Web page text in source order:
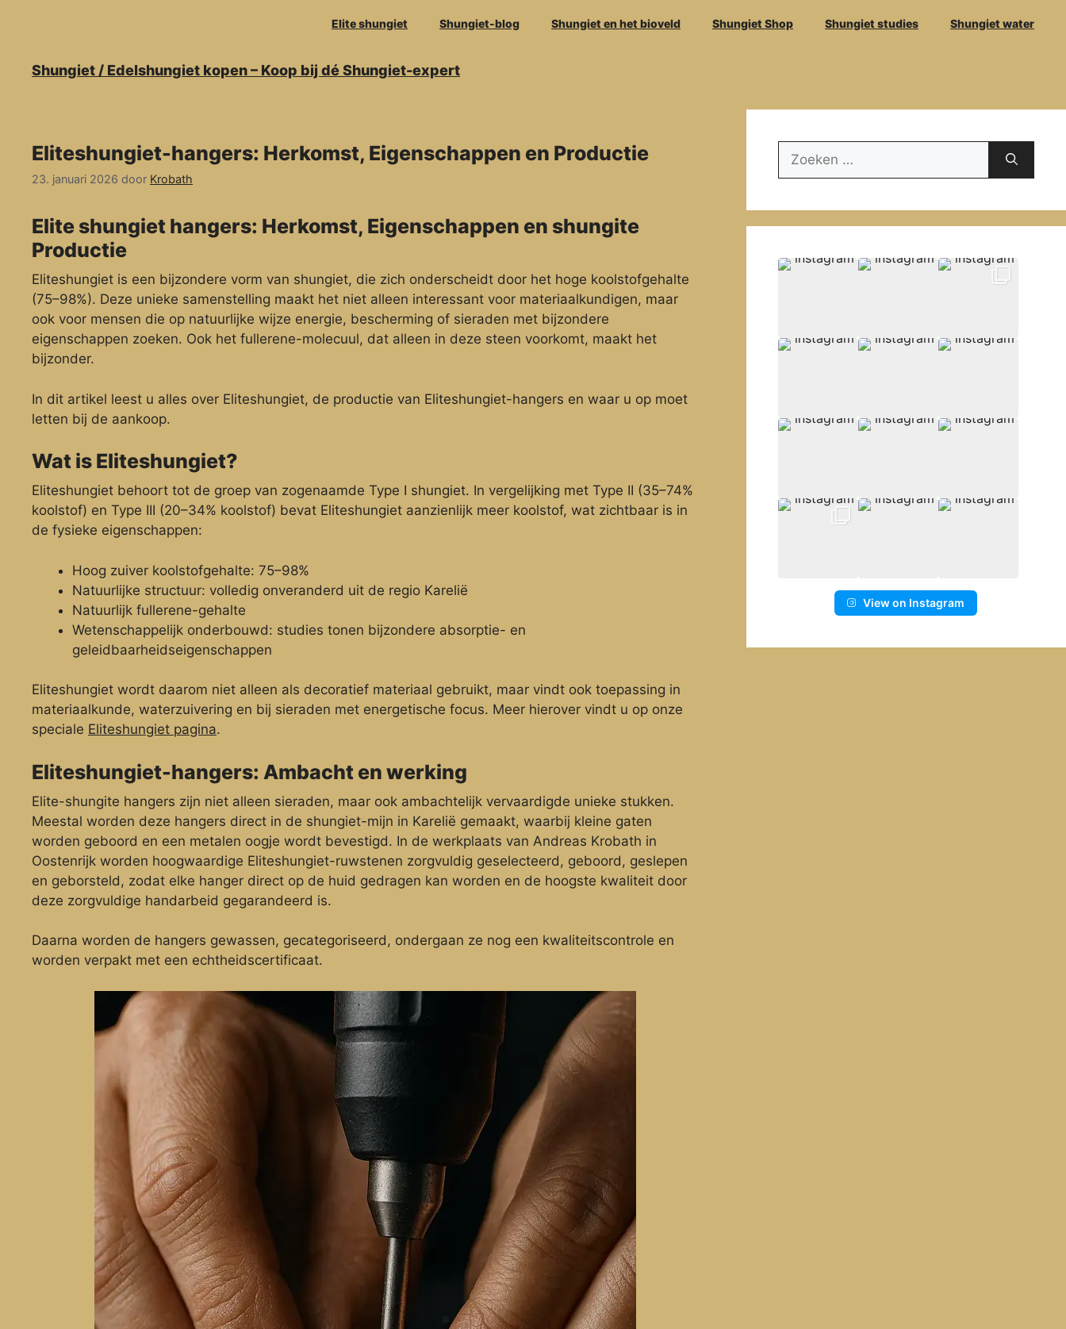
inhoud
Elite shungiet Shungiet-blog Shungiet en het bioveld Shungiet Shop Shungiet studies Shungiet water
Shungiet / Edelshungiet kopen – Koop bij dé Shungiet-expert
Eliteshungiet-hangers: Herkomst, Eigenschappen en Productie
23. januari 2026 door Krobath
Elite shungiet hangers: Herkomst, Eigenschappen en shungite
Productie
Eliteshungiet is een bijzondere vorm van shungiet, die zich onderscheidt door het hoge koolstofgehalte
(75–98%). Deze unieke samenstelling maakt het niet alleen interessant voor materiaalkundigen, maar
ook voor mensen die op natuurlijke wijze energie, bescherming of sieraden met bijzondere
eigenschappen zoeken. Ook het fullerene-molecuul, dat alleen in deze steen voorkomt, maakt het
bijzonder.
In dit artikel leest u alles over Eliteshungiet, de productie van Eliteshungiet-hangers en waar u op moet
letten bij de aankoop.
Wat is Eliteshungiet?
Eliteshungiet behoort tot de groep van zogenaamde Type I shungiet. In vergelijking met Type II (35–74%
koolstof) en Type III (20–34% koolstof) bevat Eliteshungiet aanzienlijk meer koolstof, wat zichtbaar is in
de fysieke eigenschappen:
Hoog zuiver koolstofgehalte: 75–98%
Natuurlijke structuur: volledig onveranderd uit de regio Karelië
Natuurlijk fullerene-gehalte
Wetenschappelijk onderbouwd: studies tonen bijzondere absorptie- en
geleidbaarheidseigenschappen
Eliteshungiet wordt daarom niet alleen als decoratief materiaal gebruikt, maar vindt ook toepassing in
materiaalkunde, waterzuivering en bij sieraden met energetische focus. Meer hierover vindt u op onze
speciale Eliteshungiet pagina.
Eliteshungiet-hangers: Ambacht en werking
Elite-shungite hangers zijn niet alleen sieraden, maar ook ambachtelijk vervaardigde unieke stukken.
Meestal worden deze hangers direct in de shungiet-mijn in Karelië gemaakt, waarbij kleine gaten
worden geboord en een metalen oogje wordt bevestigd. In de werkplaats van Andreas Krobath in
Oostenrijk worden hoogwaardige Eliteshungiet-ruwstenen zorgvuldig geselecteerd, geboord, geslepen
en geborsteld, zodat elke hanger direct op de huid gedragen kan worden en de hoogste kwaliteit door
deze zorgvuldige handarbeid gegarandeerd is.
Daarna worden de hangers gewassen, gecategoriseerd, ondergaan ze nog een kwaliteitscontrole en
worden verpakt met een echtheidscertificaat.
Zoek
View on Instagram